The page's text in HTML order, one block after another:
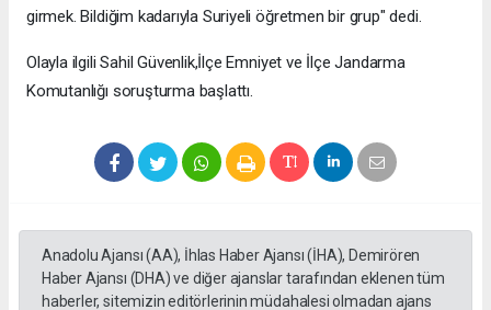
girmek. Bildiğim kadarıyla Suriyeli öğretmen bir grup" dedi.
Olayla ilgili Sahil Güvenlik,İlçe Emniyet ve İlçe Jandarma
Komutanlığı soruşturma başlattı.
Anadolu Ajansı (AA), İhlas Haber Ajansı (İHA), Demirören
Haber Ajansı (DHA) ve diğer ajanslar tarafından eklenen tüm
haberler, sitemizin editörlerinin müdahalesi olmadan ajans